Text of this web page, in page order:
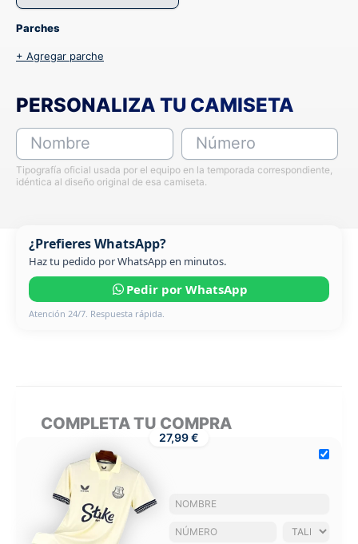
Parches
+ Agregar parche
PERSONALIZA TU CAMISETA
Nombre Número
Tipografía oficial usada por el equipo en la temporada correspondiente,
idéntica al diseño original de esa camiseta.
¿Prefieres WhatsApp?
Haz tu pedido por WhatsApp en minutos.
Pedir por WhatsApp
Atención 24/7. Respuesta rápida.
COMPLETA TU COMPRA
27,99 €